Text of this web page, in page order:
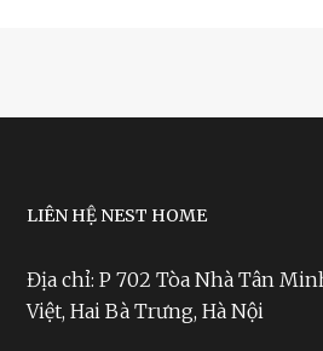
LIÊN HỆ NEST HOME
Địa chỉ: P 702 Tòa Nhà Tân
Việt, Hai Bà Trưng, Hà Nội